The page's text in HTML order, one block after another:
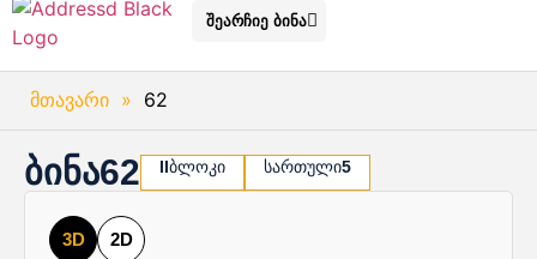
შეარჩიე ბინა
მთავარი » 62
ბინა62 IIბლოკი სართული5
3D 2D